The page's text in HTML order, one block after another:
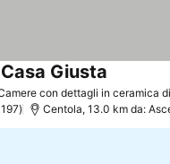
con dettagli in ceramica
Giusta
197 Centola, 13.0 km da: